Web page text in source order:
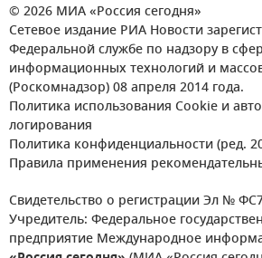
© 2026 МИА «Россия сегодня»
Сетевое издание РИА Новости
Федеральной службе по надзору в
информационных технологий и
(Роскомнадзор) 08 апреля 2014 года.
Политика использования Cookie и
логирования
Политика конфиденциальности (ред.
Правила применения
Свидетельство о регистрации Эл №
Учредитель: Федеральное
предприятие Международное